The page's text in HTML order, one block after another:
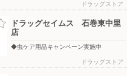
ドラッグストア
ドラッグセイムス 石巻東中里
店
◆虫ケア用品キャンペーン実施中
ドラッグストア